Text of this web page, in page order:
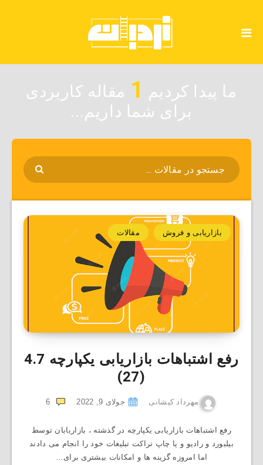
ما پیدا کردیم 1 مقاله کاربردی
برای شما داریم...
بازاریابی و فروش مقالات
رفع اشتباهات بازاریابی یکپارچه 4.7
(27)
مهرداد کیشانی جولای 9, 2022 6
رفع اشتباهات بازاریابی یکپارچه در گذشته ، بازاریابان توسط
بیلبورد و رادیو و یا چاپ تراکت تبلیغات خود را انجام می دادند
اما امروزه گزینه ها و امکانات بیشتری برای…